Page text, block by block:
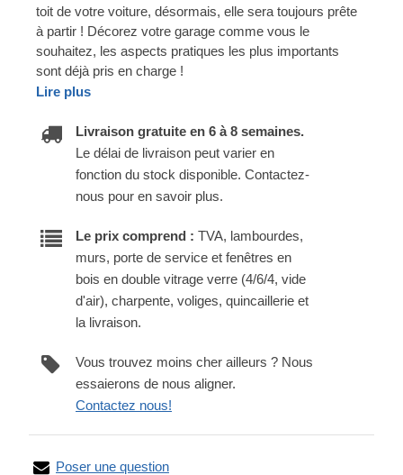
toit de votre voiture, désormais, elle sera toujours prête
à partir ! Décorez votre garage comme vous le
souhaitez, les aspects pratiques les plus importants
sont déjà pris en charge !
Lire plus
Livraison gratuite en 6 à 8 semaines.
Le délai de livraison peut varier en
fonction du stock disponible. Contactez-
nous pour en savoir plus.
Le prix comprend : TVA, lambourdes,
murs, porte de service et fenêtres en
bois en double vitrage verre (4/6/4, vide
d'air), charpente, voliges, quincaillerie et
la livraison.
Vous trouvez moins cher ailleurs ? Nous
essaierons de nous aligner.
Contactez nous!
Poser une question